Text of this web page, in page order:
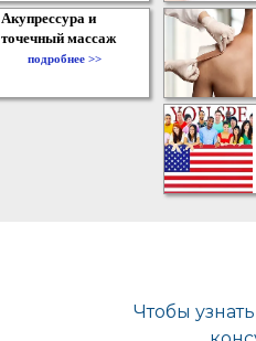
Акупрессура и
точечный массаж
подробнее >>